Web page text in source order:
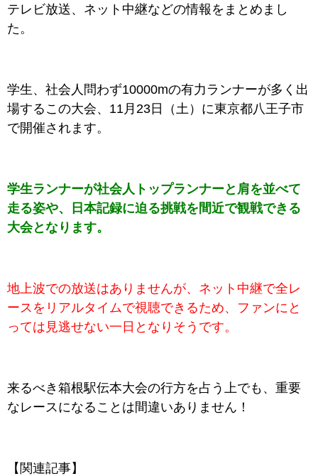
テレビ放送、ネット中継などの情報をまとめまし
た。
学生、社会人問わず10000mの有力ランナーが多く出
場するこの大会、11月23日（土）に東京都八王子市
で開催されます。
学生ランナーが社会人トップランナーと肩を並べて
走る姿や、日本記録に迫る挑戦を間近で観戦できる
大会となります。
地上波での放送はありませんが、ネット中継で全レ
ースをリアルタイムで視聴できるため、ファンにと
っては見逃せない一日となりそうです。
来るべき箱根駅伝本大会の行方を占う上でも、重要
なレースになることは間違いありません！
【関連記事】